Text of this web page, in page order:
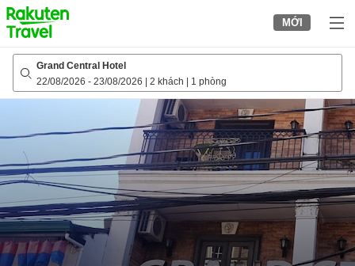
to
top
page
MỚI
Grand Central Hotel
22/08/2026 - 23/08/2026 2 khách 1 phòng